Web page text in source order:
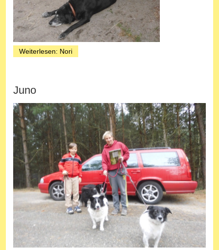
Weiterlesen: Nori
Juno